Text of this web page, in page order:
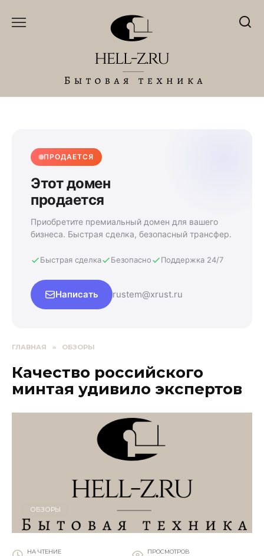
ПРОДАЕТСЯ
Этот домен
продается
Приобретите премиальный домен для вашего
бизнеса. Быстрая сделка, безопасный трансфер.
Быстрая сделка Безопасно Поддержка 24/7
Написать rustem@xrust.ru
ГЛАВНАЯ » ОБЗОРЫ
Качество российского
минтая удивило экспертов
ОБЗОРЫ
НА ЧТЕНИЕ ПРОСМОТРОВ